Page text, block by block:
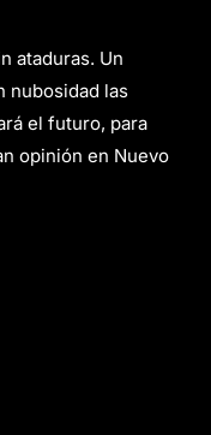
ataduras. Un
nubosidad las
el futuro, para
opinión en Nuevo